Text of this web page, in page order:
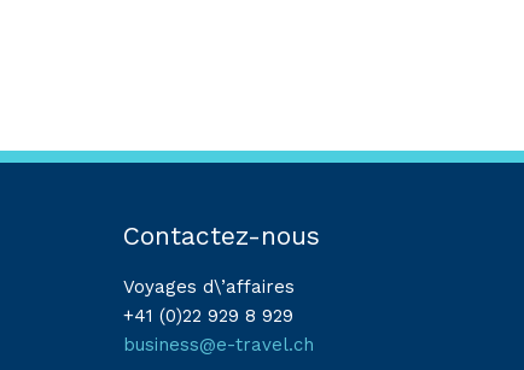
Contactez-nous
Voyages d\’affaires
+41 (0)22 929 8 929
business@e-travel.ch